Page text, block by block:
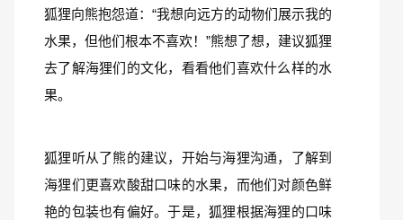
狐狸向熊抱怨道：“我想向远方的动物们展示我的
水果，但他们根本不喜欢！”熊想了想，建议狐狸
去了解海狸们的文化，看看他们喜欢什么样的水
果。
狐狸听从了熊的建议，开始与海狸沟通，了解到
海狸们更喜欢酸甜口味的水果，而他们对颜色鲜
艳的包装也有偏好。于是，狐狸根据海狸的口味